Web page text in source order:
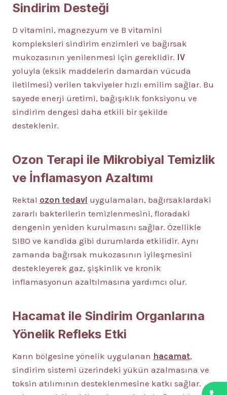
Sindirim Desteği
D vitamini, magnezyum ve B vitamini
kompleksleri sindirim enzimleri ve bağırsak
mukozasının yenilenmesi için gereklidir. IV
yoluyla (eksik maddelerin damardan vücuda
iletilmesi) verilen takviyeler hızlı emilim sağlar. Bu
sayede enerji üretimi, bağışıklık fonksiyonu ve
sindirim dengesi daha etkili bir şekilde
desteklenir.
Ozon Terapi ile Mikrobiyal Temizlik
ve İnflamasyon Azaltımı
Rektal ozon tedavi uygulamaları, bağırsaklardaki
zararlı bakterilerin temizlenmesini, floradaki
dengenin yeniden kurulmasını sağlar. Özellikle
SIBO ve kandida gibi durumlarda etkilidir. Aynı
zamanda bağırsak mukozasının iyileşmesini
destekleyerek gaz, şişkinlik ve kronik
inflamasyonun azaltılmasına yardımcı olur.
Hacamat ile Sindirim Organlarına
Yönelik Refleks Etki
Karın bölgesine yönelik uygulanan hacamat,
sindirim sistemi üzerindeki yükün azalmasına ve
toksin atılımının desteklenmesine katkı sağlar.